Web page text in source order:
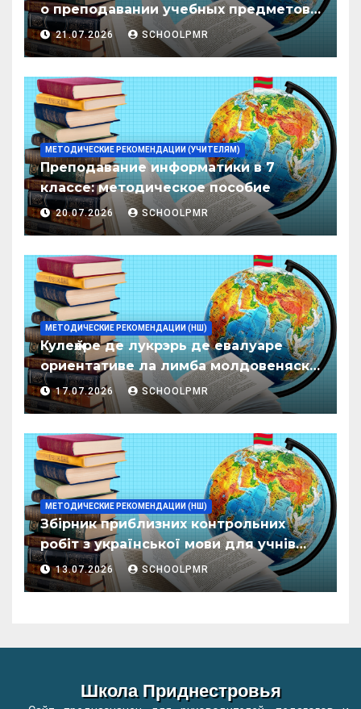
о преподавании учебных предметов/
дисциплин в организациях
образования ПМР на 2026/27 уч. год
21.07.2026 SCHOOLPMR
МЕТОДИЧЕСКИЕ РЕКОМЕНДАЦИИ (УЧИТЕЛЯМ)
Преподавание информатики в 7
классе: методическое пособие
20.07.2026 SCHOOLPMR
МЕТОДИЧЕСКИЕ РЕКОМЕНДАЦИИ (НШ)
Кулеӂере де лукрэрь де евалуаре
ориентативе ла лимба молдовеняскэ
пентру елевий класелор примаре але
организациилор де ынвэцэмынт
17.07.2026 SCHOOLPMR
МЕТОДИЧЕСКИЕ РЕКОМЕНДАЦИИ (НШ)
Збірник приблизних контрольних
робіт з української мови для учнів
початкових класів організацій
загальної освіти
13.07.2026 SCHOOLPMR
Школа Приднестровья